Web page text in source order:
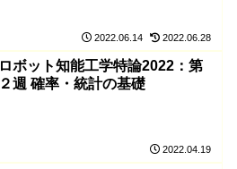
2022.06.14 2022.06.28
ロボット知能工学特論2022：第
２週 確率・統計の基礎
2022.04.19